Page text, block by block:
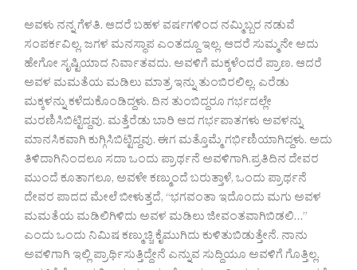
ಅವಳು ನನ್ನ ಗೆಳತಿ. ಆದರೆ ಬಹಳ ವರ್ಷಗಳಿಂದ ನಮ್ಮಿಬ್ಬರ ನಡುವೆ
ಸಂಪರ್ಕವಿಲ್ಲ. ಜಗಳ ಮನಸ್ಥಾಪ ಎಂತದ್ದೂ ಇಲ್ಲ. ಆದರೆ ಸುಮ್ಮನೇ ಅದು
ಹೇಗೋ ಸೃಷ್ಟಿಯಾದ ನಿರ್ವಾತವದು. ಅವಳಿಗೆ ಮಕ್ಕಳೆಂದರೆ ಪ್ರಾಣ. ಆದರೆ
ಅವಳ ಮಮತೆಯ ಮಡಿಲು ಮಾತ್ರ ಇನ್ನು ತುಂಬಿರಲಿಲ್ಲ. ಎರೆಡು
ಮಕ್ಕಳನ್ನು ಕಳೆದುಕೊಂಡಿದ್ದಳು. ದಿನ ತುಂಬಿದ್ದರೂ ಗರ್ಭದಲ್ಲೇ
ಮರಣಿಸಿಬಿಟ್ಟಿದ್ದವು. ಮತ್ತೆರೆಡು ಬಾರಿ ಆದ ಗರ್ಭಪಾತಗಳು ಅವಳನ್ನು
ಮಾನಸಿಕವಾಗಿ ಕುಗ್ಗಿಸಿಬಿಟ್ಟಿದ್ದವು. ಈಗ ಮತ್ತೊಮ್ಮೆ ಗರ್ಭಿಣಿಯಾಗಿದ್ದಳು. ಅದು
ತಿಳಿದಾಗಿನಿಂದಲೂ ಸದಾ ಒಂದು ಪ್ರಾರ್ಥನೆ ಅವಳಿಗಾಗಿ.ಪ್ರತಿದಿನ ದೇವರ
ಮುಂದೆ ಕೂತಾಗಲೂ, ಅವಳೇ ಕಣ್ಮುಂದೆ ಬರುತ್ತಾಳೆ, ಒಂದು ಪ್ರಾರ್ಥನೆ
ದೇವರ ಪಾದದ ಮೇಲೆ ಬೀಳುತ್ತದೆ, “ಭಗವಂತಾ ಇದೊಂದು ಮಗು ಅವಳ
ಮಮತೆಯ ಮಡಿಲಿಗಿಳಿದು ಅವಳ ಮಡಿಲು ಜೀವಂತವಾಗಿಬಿಡಲಿ…”
ಎಂದು ಒಂದು ನಿಮಿಷ ಕಣ್ಮುಚ್ಚಿ ಕೈಮುಗಿದು ಕುಳಿತುಬಿಡುತ್ತೇನೆ. ನಾನು
ಅವಳಿಗಾಗಿ ಇಲ್ಲಿ ಪ್ರಾರ್ಥಿಸುತ್ತಿದ್ದೇನೆ ಎನ್ನುವ ಸುದ್ದಿಯೂ ಅವಳಿಗೆ ಗೊತ್ತಿಲ್ಲ.